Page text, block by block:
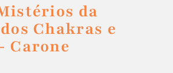
da
Chakras e
Carone